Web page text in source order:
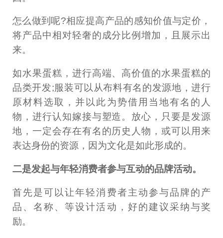
怎么做到呢?相应提高产品的感知价值与定价，
将产品中相对轻奢的成分比例增加，且展示出
来。
如水果蛋糕，进行高端、高价值的水果蛋糕的
品类开发;服装可以从布料有名的发源地，进行
原材料选取，并以此为势借用当地有名的人
物，进行认知嫁接与塑造。放心，只要是发源
地，一定会存在有名的历史人物，或可以用来
表达身份的资源，因为文化是如此形成的。
二是发起与年轻消费者参与互动的品牌活动。
首先是可以让年轻消费者主动参与品牌的产
品、名称、等设计活动，好的建议采纳与奖
励。